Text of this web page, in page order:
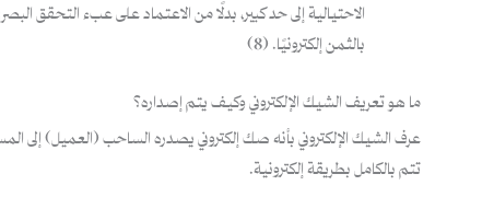
الاحتيالية إلى حد كبير، بدلًا من الاعتماد على عبء التحقق
بالثمن إلكترونيًا. (8)
ما هو تعريف الشيك الإلكتروني وكيف يتم إصداره؟
عرف الشيك الإلكتروني بأنه صك إلكتروني يصدره الساحب (العميل) إلى
تتم بالكامل بطريقة إلكترونية.